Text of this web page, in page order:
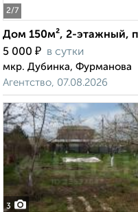
2/7
Дом 150м², 2-этажный,
5 000 ₽ в сутки
мкр. Дубинка, Фурманова
Агентство, 07.08.2026
3